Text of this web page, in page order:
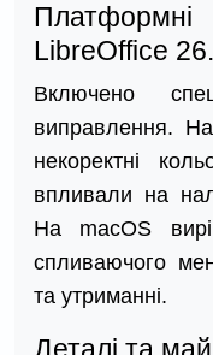
LibreOffice
Включено
виправлення.
некоректні
впливали на
На macOS
спливаючого
та утриманні.